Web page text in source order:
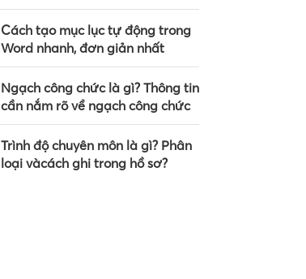
Cách tạo mục lục tự động trong
Word nhanh, đơn giản nhất
Ngạch công chức là gì? Thông tin
cần nắm rõ về ngạch công chức
Trình độ chuyên môn là gì? Phân
loại vàcách ghi trong hồ sơ?